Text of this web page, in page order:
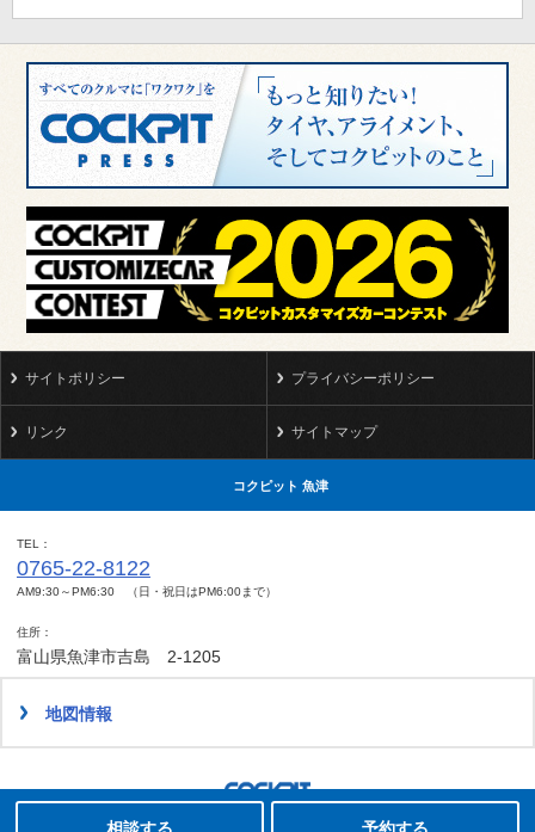
サイトポリシー プライバシーポリシー
リンク サイトマップ
コクピット 魚津
TEL
0765-22-8122
AM9:30～PM6:30 （日・祝日はPM6:00まで）
住所
富山県魚津市吉島 2-1205
地図情報
Copyright(C)2008-2022 COCKPIT UOZU.All rights reserved.